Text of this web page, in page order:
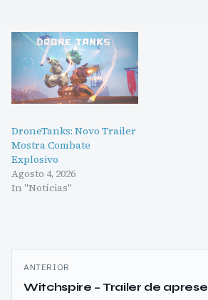
DroneTanks: Novo Trailer
Mostra Combate
Explosivo
Agosto 4, 2026
In "Notícias"
Navegação
de
ANTERIOR
Witchspire – Trailer de